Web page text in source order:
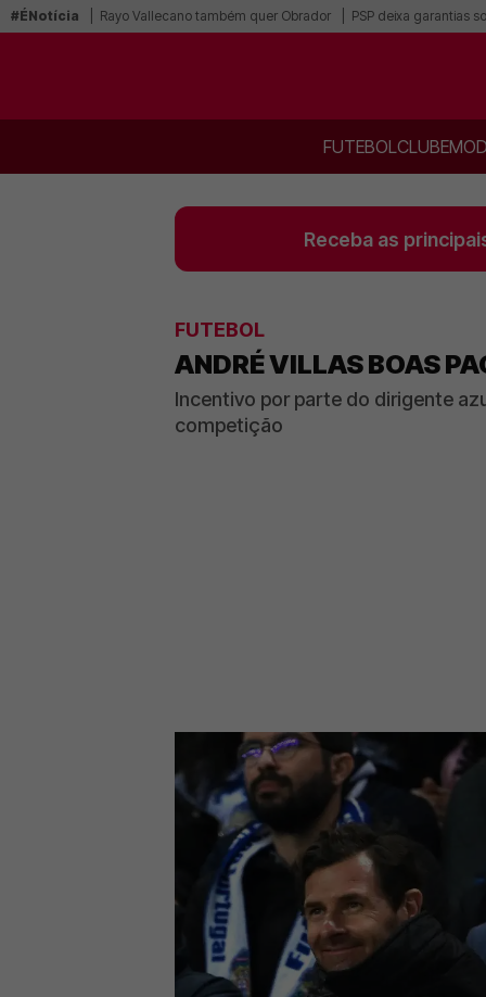
#ÉNotícia Rayo Vallecano também quer Obrador PSP deixa garantias
FUTEBOLCLUBE
Receba as
FUTEBOL
ANDRÉ VILLAS BOAS
Incentivo por parte do dirigente
competição